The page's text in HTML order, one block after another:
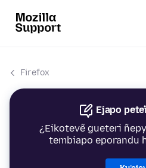
Firefox
Ejapo
¿Eikotevẽ gueteri
tembiapo eporandu